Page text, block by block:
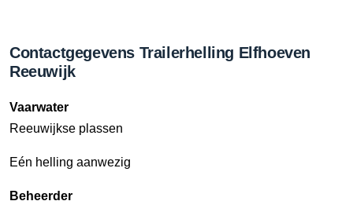
Contactgegevens Trailerhelling Elfhoeven
Reeuwijk
Vaarwater
Reeuwijkse plassen
Eén helling aanwezig
Beheerder